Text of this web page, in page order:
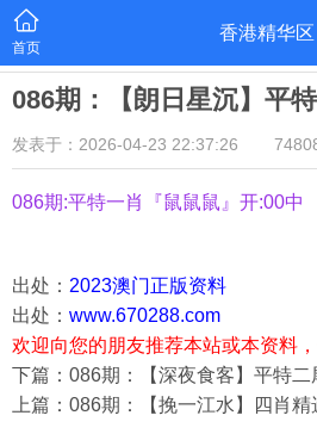
首页
香港精华区
086期：【朗日星沉】平
发表于：2026-04-23 22:37:26
086期:平特一肖『鼠鼠鼠』开:00中
出处： 2023澳门正版资料
出处： www.670288.com
欢迎向您的朋友推荐本站或本资料，
下篇：086期：【深夜食客】平特二
上篇：086期：【挽一江水】四肖精